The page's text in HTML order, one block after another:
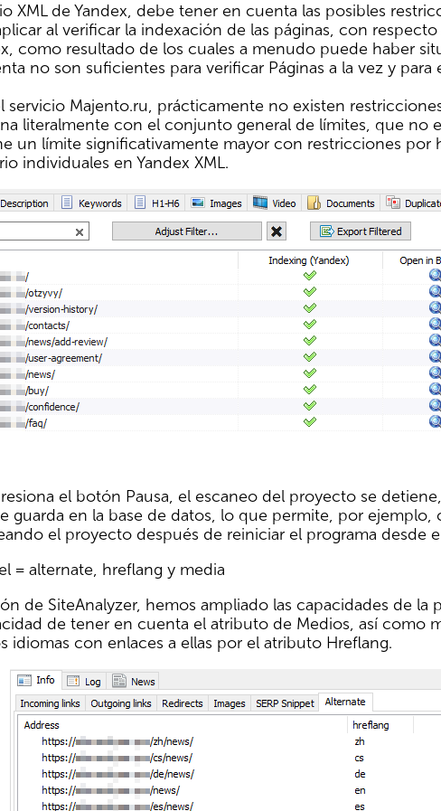
XML de Yandex, debe tener en cuenta las posibles
al verificar la indexación de las páginas, con
como resultado de los cuales a menudo puede haber
no son suficientes para verificar Páginas a la vez y para
servicio Majento.ru, prácticamente no existen
literalmente con el conjunto general de límites, que no
un límite significativamente mayor con restricciones por
individuales en Yandex XML.
el botón Pausa, el escaneo del proyecto se
guarda en la base de datos, lo que permite, por ejemplo,
el proyecto después de reiniciar el programa desde
= alternate, hreflang y media
de SiteAnalyzer, hemos ampliado las capacidades de la
de tener en cuenta el atributo de Medios, así como
idiomas con enlaces a ellas por el atributo Hreflang.